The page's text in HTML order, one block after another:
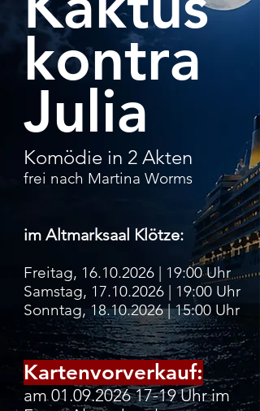
Komödie in 2 Akten
frei nach Martina Worms
im Altmarksaal Klötze:
Freitag, 16.10.2026 | 19:00 Uhr
Samstag, 17.10.2026 | 19:00 Uhr
Sonntag, 18.10.2026| 15:00 Uhr
kontra
Julia
​Kartenvorverkauf:
am01.09.2026 17-19Uhr im